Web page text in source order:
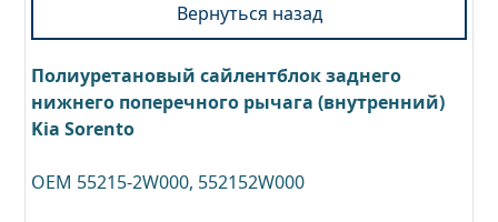
Вернуться назад
Полиуретановый сайлентблок заднего
нижнего поперечного рычага (внутренний)
Kia Sorento
OEM 55215-2W000, 552152W000